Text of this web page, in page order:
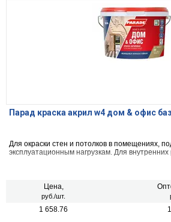
Парад краска акрил w4 дом & офис
Для окраски стен и потолков в помещениях,
эксплуатационным нагрузкам. Для внутренних
Цена,
руб./шт.
1 658.76